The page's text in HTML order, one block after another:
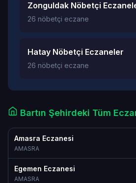
Zonguldak Nöbetçi
26 nöbetçi eczane
Hatay Nöbetçi Eczaneler
26 nöbetçi eczane
Bartın Şehirdeki Tüm
Amasra Eczanesi
AMASRA
Egemen Eczanesi
AMASRA